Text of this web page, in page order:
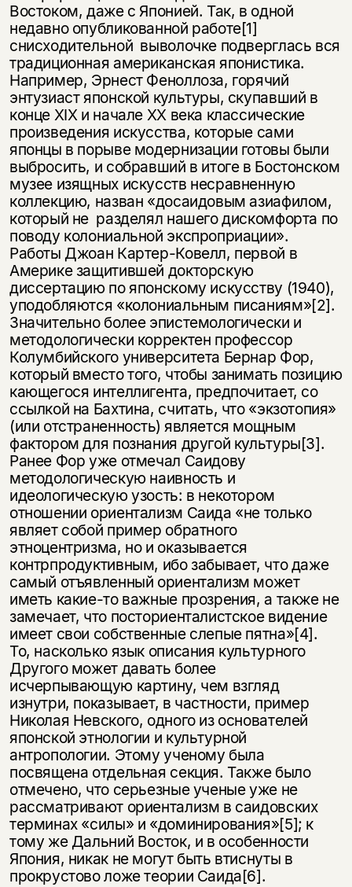
Востоком, даже с Японией. Так, в одной
недавно опубликованной работе[1]
снисходительной выволочке подверглась вся
традиционная американская японистика.
Например, Эрнест Феноллоза, горячий
энтузиаст японской культуры, скупавший в
конце XIX и начале XX века классические
произведения искусства, которые сами
японцы в порыве модернизации готовы были
выбросить, и собравший в итоге в Бостонском
музее изящных искусств несравненную
коллекцию, назван «досаидовым азиафилом,
который не разделял нашего дискомфорта по
поводу колониальной экспроприации».
Работы Джоан Картер-Ковелл, первой в
Америке защитившей докторскую
диссертацию по японскому искусству (1940),
уподобляются «колониальным писаниям»[2].
Значительно более эпистемологически и
методологически корректен профессор
Колумбийского университета Бернар Фор,
который вместо того, чтобы занимать позицию
кающегося интеллигента, предпочитает, со
ссылкой на Бахтина, считать, что «экзотопия»
(или отстраненность) является мощным
фактором для познания другой культуры[3].
Ранее Фор уже отмечал Саидову
методологическую наивность и
идеологическую узость: в некотором
отношении ориентализм Саида «не только
являет собой пример обратного
этноцентризма, но и оказывается
контрпродуктивным, ибо забывает, что даже
самый отъявленный ориентализм может
иметь какие-то важные прозрения, а также не
замечает, что посториенталистское видение
имеет свои собственные слепые пятна»[4].
То, насколько язык описания культурного
Другого может давать более
исчерпывающую картину, чем взгляд
изнутри, показывает, в частности, пример
Николая Невского, одного из основателей
японской этнологии и культурной
антропологии. Этому ученому была
посвящена отдельная секция. Также было
отмечено, что серьезные ученые уже не
рассматривают ориентализм в саидовских
терминах «силы» и «доминирования»[5]; к
тому же Дальний Восток, и в особенности
Япония, никак не могут быть втиснуты в
прокрустово ложе теории Саида[6].